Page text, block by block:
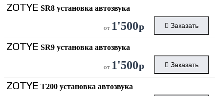
ZOTYE SR8 установка автозвука
от 1'500р Заказать
ZOTYE SR9 установка автозвука
от 1'500р Заказать
ZOTYE T200 установка автозвука